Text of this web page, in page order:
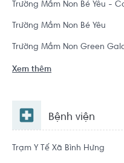
Trường Mầm Non Bé Yêu -
Trường Mầm Non Bé Yêu
Trường Mầm Non Green
Xem thêm
Bệnh viện
Trạm Y Tế Xã Bình Hưng